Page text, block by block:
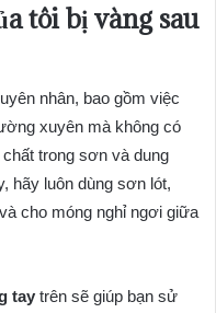
tôi bị vàng sau
nhân, bao gồm việc
xuyên mà không có
trong sơn và dung
hãy luôn dùng sơn lót,
cho móng nghỉ ngơi giữa
tay trên sẽ giúp bạn sử